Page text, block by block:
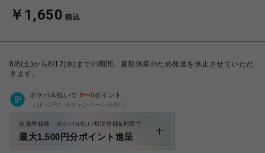
￥1,650 税込
8/8(土)から8/12(水)までの期間、夏期休業のため発送を休止させていただ
きます。
ポケパル払いで 0〜0ポイント
（1P=1円）※キャンペーン分除く
会員登録後、ポケパル払い初回登録&利用で
最大1,500円分ポイント進呈